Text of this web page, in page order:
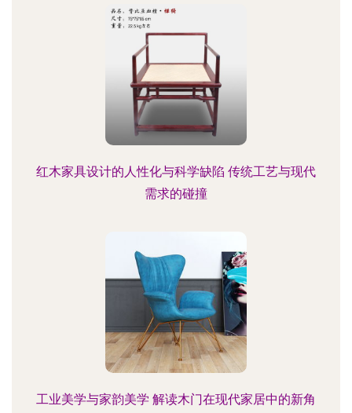
红木家具设计的人性化与科学缺陷 传统工艺与现代
需求的碰撞
工业美学与家韵美学 解读木门在现代家居中的新角